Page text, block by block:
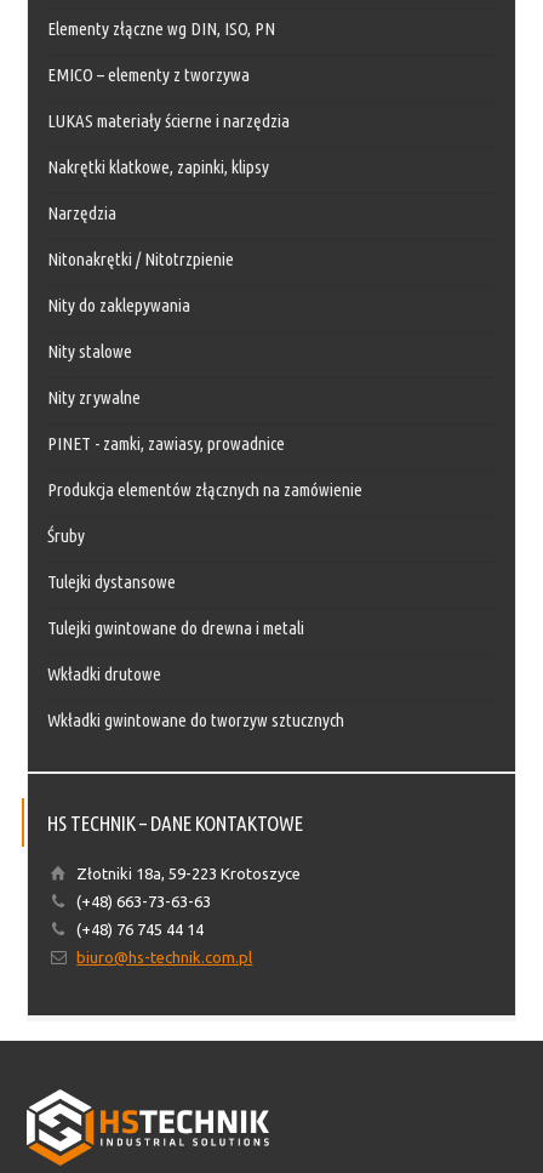
Elementy złączne wg DIN, ISO, PN
EMICO – elementy z tworzywa
LUKAS materiały ścierne i narzędzia
Nakrętki klatkowe, zapinki, klipsy
Narzędzia
Nitonakrętki / Nitotrzpienie
Nity do zaklepywania
Nity stalowe
Nity zrywalne
PINET - zamki, zawiasy, prowadnice
Produkcja elementów złącznych na zamówienie
Śruby
Tulejki dystansowe
Tulejki gwintowane do drewna i metali
Wkładki drutowe
Wkładki gwintowane do tworzyw sztucznych
HS TECHNIK – DANE KONTAKTOWE
Złotniki 18a, 59-223 Krotoszyce
(+48) 663-73-63-63
(+48) 76 745 44 14
biuro@hs-technik.com.pl